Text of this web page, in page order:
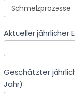
Aktueller jährlicher
Geschätzter
Jahr)